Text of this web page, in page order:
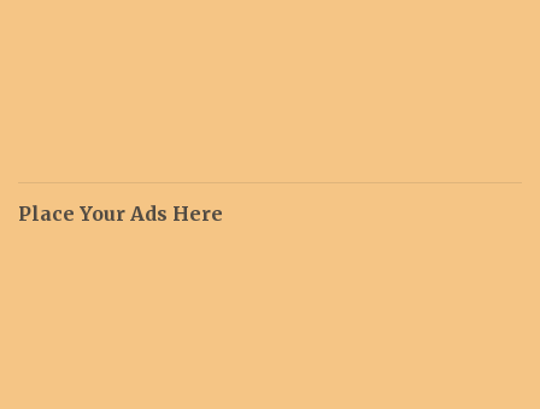
Place Your Ads Here